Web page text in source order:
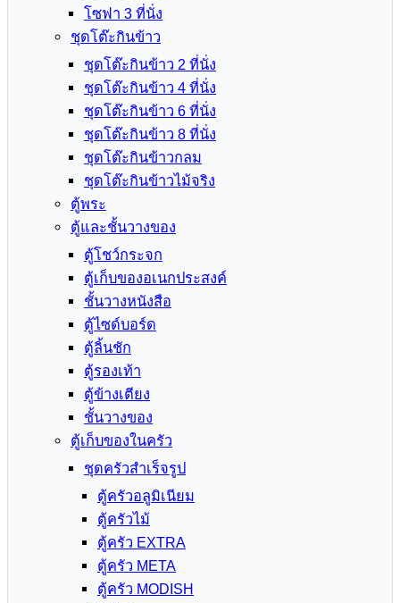
โซฟา 3 ที่นั่ง
ชุดโต๊ะกินข้าว
ชุดโต๊ะกินข้าว 2 ที่นั่ง
ชุดโต๊ะกินข้าว 4 ที่นั่ง
ชุดโต๊ะกินข้าว 6 ที่นั่ง
ชุดโต๊ะกินข้าว 8 ที่นั่ง
ชุดโต๊ะกินข้าวกลม
ชุดโต๊ะกินข้าวไม้จริง
ตู้พระ
ตู้และชั้นวางของ
ตู้โชว์กระจก
ตู้เก็บของอเนกประสงค์
ชั้นวางหนังสือ
ตู้ไซด์บอร์ด
ตู้ลิ้นชัก
ตู้รองเท้า
ตู้ข้างเตียง
ชั้นวางของ
ตู้เก็บของในครัว
ชุดครัวสำเร็จรูป
ตู้ครัวอลูมิเนียม
ตู้ครัวไม้
ตู้ครัว EXTRA
ตู้ครัว META
ตู้ครัว MODISH